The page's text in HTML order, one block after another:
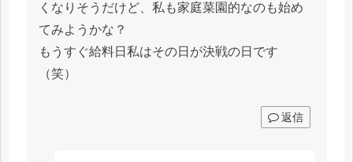
くなりそうだけど、私も家庭菜園的なのも始め
てみようかな？
もうすぐ給料日私はその日が決戦の日です
（笑）
返信